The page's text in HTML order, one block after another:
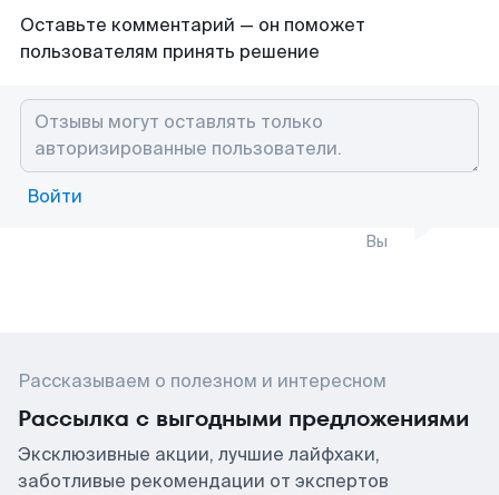
Оставьте комментарий — он поможет
пользователям принять решение
Войти
Вы
Рассказываем о полезном и интересном
Рассылка с выгодными предложениями
Эксклюзивные акции, лучшие лайфхаки,
заботливые рекомендации от экспертов